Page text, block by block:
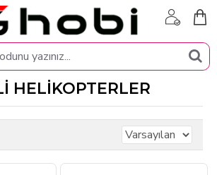
HELİKOPTERLER